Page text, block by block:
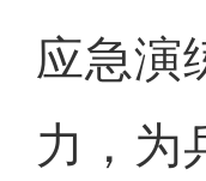
应急演
力，为